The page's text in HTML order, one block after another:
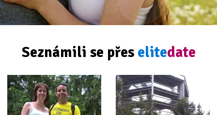
Seznámili se přes elitedate